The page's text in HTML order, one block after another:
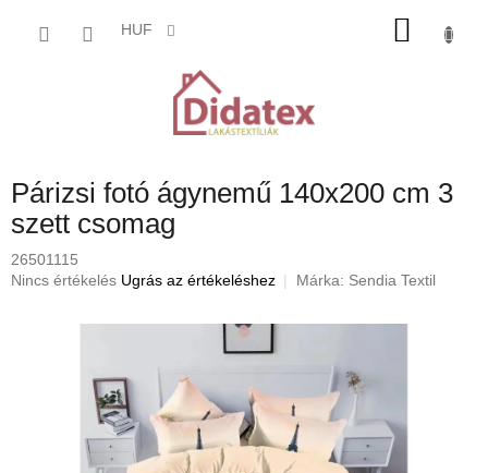
HUF
Párizsi fotó ágynemű 140x200 cm 3
szett csomag
26501115
A
Nincs értékelés Ugrás az értékeléshez Márka: Sendia Textil